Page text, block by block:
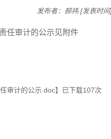
发布者：郝祎 [发表时
任审计的公示见附件
审计的公示.doc】已下载107次